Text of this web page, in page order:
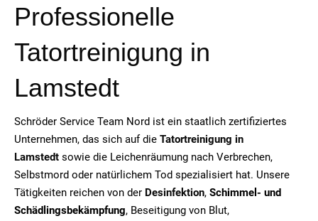
Professionelle
Tatortreinigung in
Lamstedt
Schröder Service Team Nord ist ein staatlich zertifiziertes
Unternehmen, das sich auf die Tatortreinigung in
Lamstedt sowie die Leichenräumung nach Verbrechen,
Selbstmord oder natürlichem Tod spezialisiert hat. Unsere
Tätigkeiten reichen von der Desinfektion, Schimmel- und
Schädlingsbekämpfung, Beseitigung von Blut,